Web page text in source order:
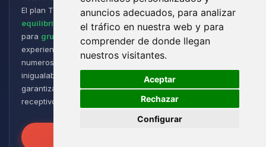
anuncios adecuados, para analizar
el tráfico en nuestra web y para
comprender de donde llegan
nuestros visitantes.
Aceptar
Rechazar
Configurar
El plan Titan está diseñado para jugadores que buscan un
equilibrio perfecto entre rendimiento y flexibilidad. Ideal
para grupos de tamaño medio a grande , ofrece una
experiencia de juego fluida y receptiva, incluso con
numerosos plugins y modpacks. Disfruta de una estabilidad
inigualable para sesiones de juego intensas y prolongadas,
garantizando que tus mundos permanezcan robustos y
receptivos!
🍪